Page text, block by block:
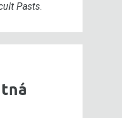
Pasts.